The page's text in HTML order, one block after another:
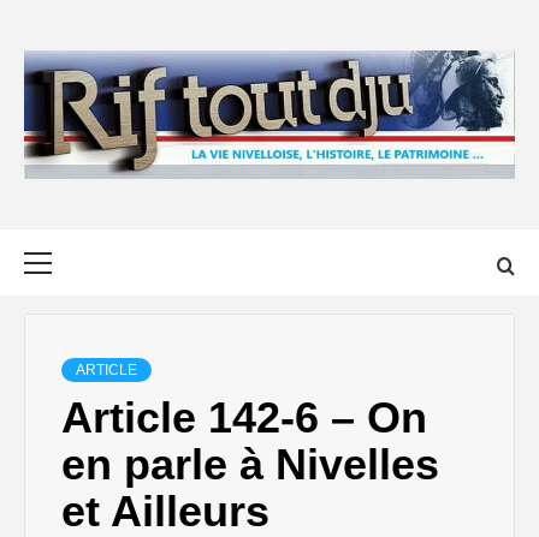
content
ARTICLE
Article 142-6 – On
en parle à Nivelles
et Ailleurs